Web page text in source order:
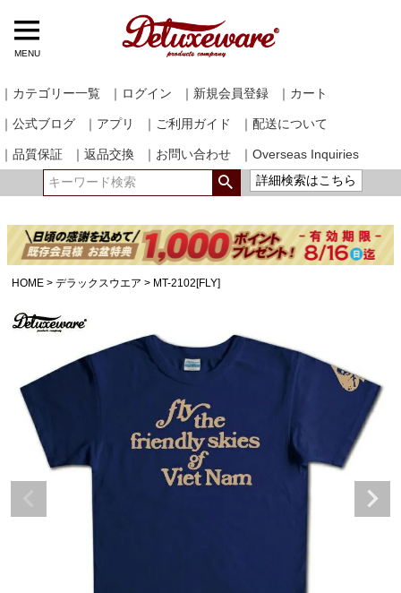
MENU
｜カテゴリー一覧 ｜ログイン ｜新規会員登録 ｜カート
｜公式ブログ ｜アプリ ｜ご利用ガイド ｜配送について
｜品質保証 ｜返品交換 ｜お問い合わせ
｜Overseas Inquiries
詳細検索はこちら
HOME デラックスウエア MT-2102[FLY]